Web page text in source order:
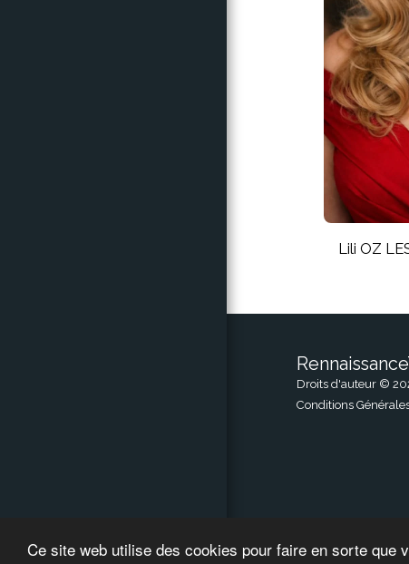
Ce site web utilise des cookies pour faire en sorte que
Lili OZ
Droits d'auteur ©
Conditions